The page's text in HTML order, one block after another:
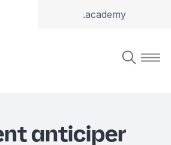
.academy
anticiper